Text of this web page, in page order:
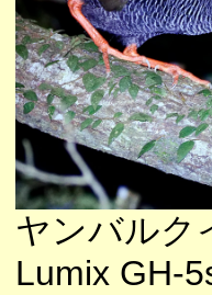
ヤンバルク
Lumix GH-